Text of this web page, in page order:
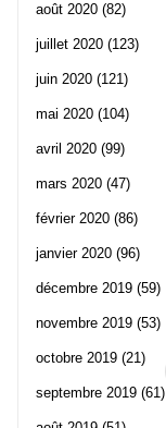
août 2020 (82)
juillet 2020 (123)
juin 2020 (121)
mai 2020 (104)
avril 2020 (99)
mars 2020 (47)
février 2020 (86)
janvier 2020 (96)
décembre 2019 (59)
novembre 2019 (53)
octobre 2019 (21)
septembre 2019 (61)